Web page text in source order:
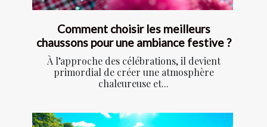
Comment choisir les meilleurs
chaussons pour une ambiance festive ?
À l’approche des célébrations, il devient
primordial de créer une atmosphère
chaleureuse et...